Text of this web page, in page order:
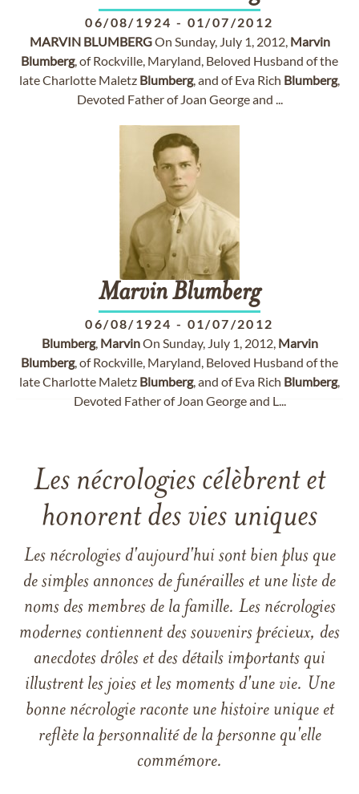
06/08/1924 - 01/07/2012
MARVIN BLUMBERGOn Sunday, July 1, 2012, Marvin
Blumberg, of Rockville, Maryland, Beloved Husband of the
late Charlotte Maletz Blumberg, and of Eva Rich Blumberg,
Devoted Father of Joan George and ...
MarvinBlumberg
06/08/1924 - 01/07/2012
Blumberg, MarvinOn Sunday, July 1, 2012, Marvin
Blumberg, of Rockville, Maryland, Beloved Husband of the
late Charlotte Maletz Blumberg, and of Eva Rich Blumberg,
Devoted Father of Joan George and L...
Les nécrologies célèbrent et
honorent des vies uniques
Les nécrologies d'aujourd'hui sont bien plus que
de simples annonces de funérailles et une liste de
noms des membres de la famille. Les nécrologies
modernes contiennent des souvenirs précieux, des
anecdotes drôles et des détails importants qui
illustrent les joies et les moments d'une vie. Une
bonne nécrologie raconte une histoire unique et
reflète la personnalité de la personne qu'elle
commémore.